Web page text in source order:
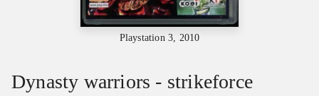
Playstation 3, 2010
Dynasty warriors - strikeforce